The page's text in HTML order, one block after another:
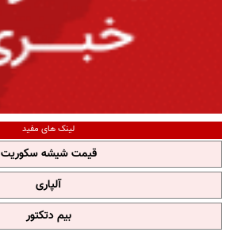
لینک های مفید
قیمت شیشه سکوریت
آلپاری
بیم دتکتور